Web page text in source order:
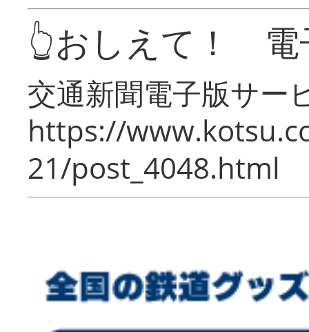
👆おしえて！ 電
交通新聞電子版サー
https://
21/post_4048.html